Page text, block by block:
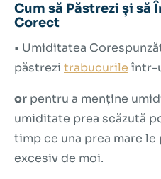
Cum să Păstrezi și
Corect
• Umiditatea
păstrezi trabucurile într-
or pentru a menține
umiditate prea scăzută
timp ce una prea mare le
excesiv de moi.